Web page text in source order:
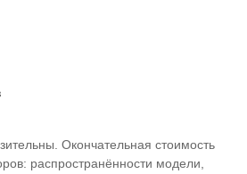
Окончательная стоимость
распространённости модели,